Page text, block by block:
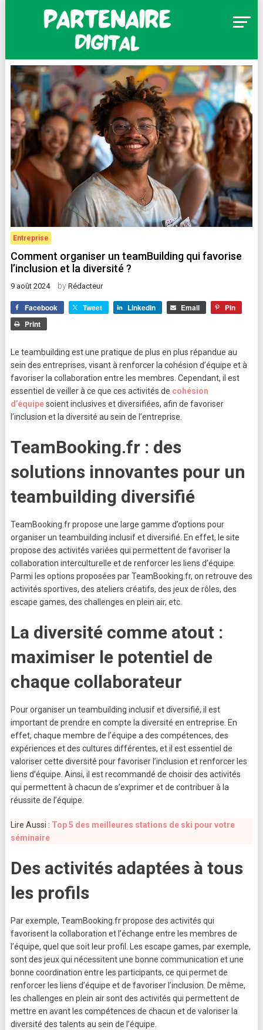
Partenaire Digital
Entreprise
Comment organiser un teamBuilding qui favorise
l’inclusion et la diversité ?
9 août 2024 by Rédacteur
Facebook Tweet LinkedIn Email
Pin
Print
Le teambuilding est une pratique de plus en plus répandue au
sein des entreprises, visant à renforcer la cohésion d’équipe et à
favoriser la collaboration entre les membres. Cependant, il est
essentiel de veiller à ce que ces activités de cohésion
d’équipesoient inclusives et diversifiées, afin de favoriser
l’inclusion et la diversité au sein de l’entreprise.
TeamBooking.fr : des
solutions innovantes pour un
teambuilding diversifié
TeamBooking.fr propose une large gamme d’options pour
organiser un teambuilding inclusif et diversifié. En effet, le site
propose des activités variées qui permettent de favoriser la
collaboration interculturelle et de renforcer les liens d’équipe.
Parmi les options proposées par TeamBooking.fr, on retrouve des
activités sportives, des ateliers créatifs, des jeux de rôles, des
escape games, des challenges en plein air, etc.
La diversité comme atout :
maximiser le potentiel de
chaque collaborateur
Pour organiser un teambuilding inclusif et diversifié, il est
important de prendre en compte la diversité en entreprise. En
effet, chaque membre de l’équipe a des compétences, des
expériences et des cultures différentes, et il est essentiel de
valoriser cette diversité pour favoriser l’inclusion et renforcer les
liens d’équipe. Ainsi, il est recommandé de choisir des activités
qui permettent à chacun de s’exprimer et de contribuer à la
réussite de l’équipe.
Lire Aussi : Top 5 des meilleures stations de ski pour votre
séminaire
Des activités adaptées à tous
les profils
Par exemple, TeamBooking.fr propose des activités qui
favorisent la collaboration et l’échange entre les membres de
l’équipe, quel que soit leur profil. Les escape games, par exemple,
sont des jeux qui nécessitent une bonne communication et une
bonne coordination entre les participants, ce qui permet de
renforcer les liens d’équipe et de favoriser l’inclusion. De même,
les challenges en plein air sont des activités qui permettent de
mettre en avant les compétences de chacun et de valoriser la
diversité des talents au sein de l’équipe.